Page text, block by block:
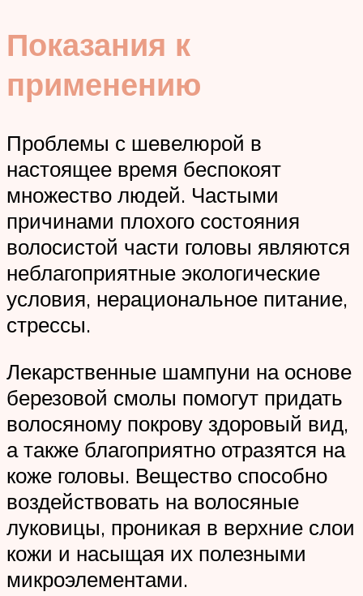
Показания к
применению
Проблемы с шевелюрой в
настоящее время беспокоят
множество людей. Частыми
причинами плохого состояния
волосистой части головы являются
неблагоприятные экологические
условия, нерациональное питание,
стрессы.
Лекарственные шампуни на основе
березовой смолы помогут придать
волосяному покрову здоровый вид,
а также благоприятно отразятся на
коже головы. Вещество способно
воздействовать на волосяные
луковицы, проникая в верхние слои
кожи и насыщая их полезными
микроэлементами.